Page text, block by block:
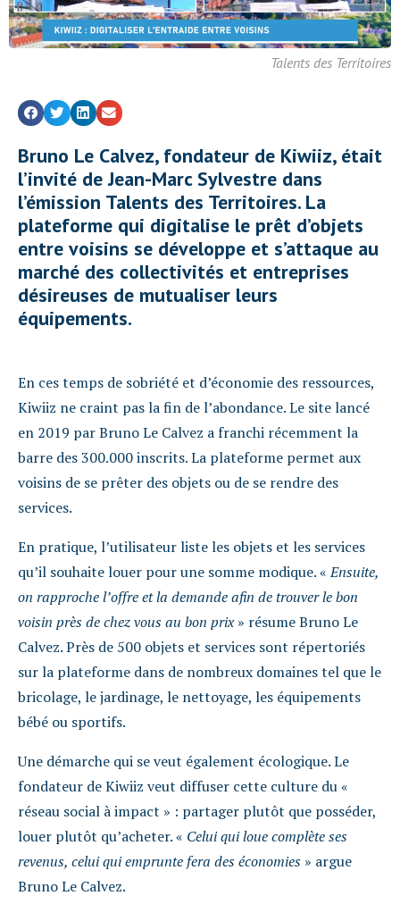
Talents des Territoires
Bruno Le Calvez, fondateur de Kiwiiz, était
l’invité de Jean-Marc Sylvestre dans
l’émission Talents des Territoires. La
plateforme qui digitalise le prêt d’objets
entre voisins se développe et s’attaque au
marché des collectivités et entreprises
désireuses de mutualiser leurs
équipements.
En ces temps de sobriété et d’économie des ressources,
Kiwiiz ne craint pas la fin de l’abondance. Le site lancé
en 2019 par Bruno Le Calvez a franchi récemment la
barre des 300.000 inscrits. La plateforme permet aux
voisins de se prêter des objets ou de se rendre des
services.
En pratique, l’utilisateur liste les objets et les services
qu’il souhaite louer pour une somme modique. «Ensuite,
on rapproche l’offre et la demande afin de trouver le bon
voisin près de chez vous au bon prix» résume Bruno Le
Calvez. Près de 500 objets et services sont répertoriés
sur la plateforme dans de nombreux domaines tel que le
bricolage, le jardinage, le nettoyage, les équipements
bébé ou sportifs.
Une démarche qui se veut également écologique. Le
fondateur de Kiwiiz veut diffuser cette culture du «
réseau social à impact » : partager plutôt que posséder,
louer plutôt qu’acheter. « Celui qui loue complète ses
revenus, celui qui emprunte fera des économies » argue
Bruno Le Calvez.